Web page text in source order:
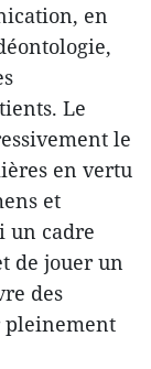
en
Le
le
en vertu
et
un cadre
de jouer un
des
pleinement